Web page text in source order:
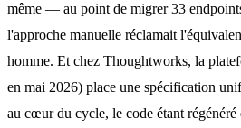
même — au point de migrer 33
l'approche manuelle réclamait
homme. Et chez Thoughtworks, la
en mai 2026) place une spécification
au cœur du cycle, le code étant